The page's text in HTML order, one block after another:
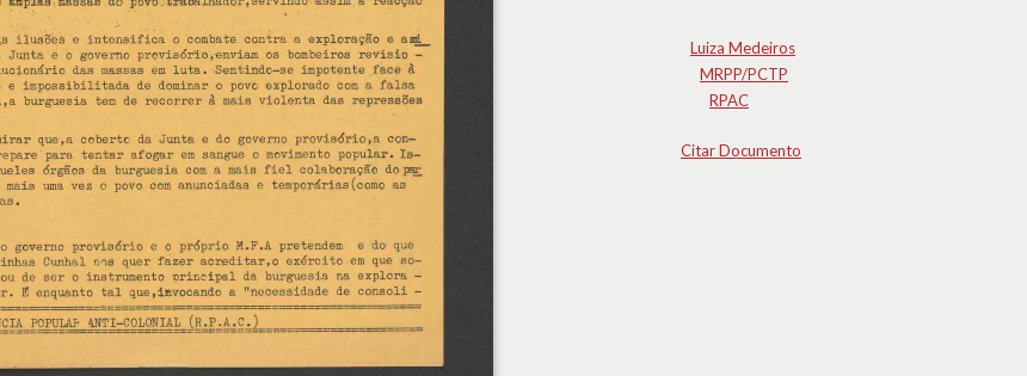
Luiza Medeiros
MRPP/PCTP
RPAC
Citar Documento